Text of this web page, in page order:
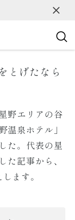
とげたなら
野エリアの谷
温泉ホテル」
た。代表の星
た記事から、
ます。